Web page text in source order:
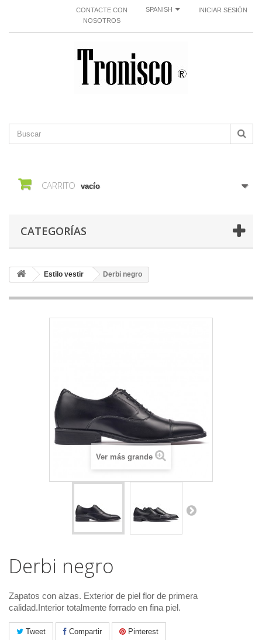
INICIAR SESIÓN
SPANISH
CONTACTE CON
NOSOTROS
CARRITO vacío
CATEGORÍAS
Estilo vestir Derbi negro
Ver más grande
Derbi negro
Zapatos con alzas. Exterior de piel flor de primera
calidad.Interior totalmente forrado en fina piel.
Tweet Compartir Pinterest